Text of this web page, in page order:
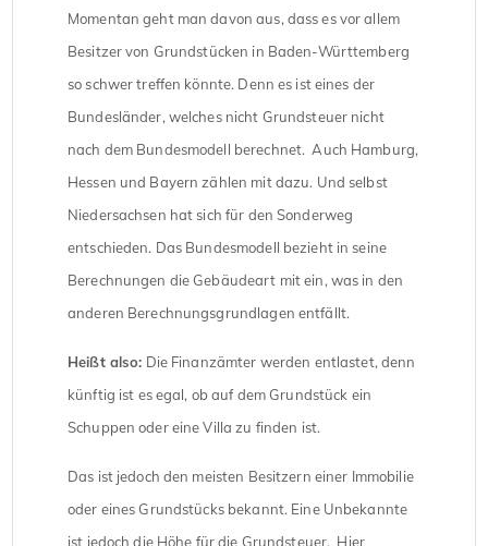
Momentan geht man davon aus, dass es vor allem
Besitzer von Grundstücken in Baden-Württemberg
so schwer treffen könnte. Denn es ist eines der
Bundesländer, welches nicht Grundsteuer nicht
nach dem Bundesmodell berechnet. Auch Hamburg,
Hessen und Bayern zählen mit dazu. Und selbst
Niedersachsen hat sich für den Sonderweg
entschieden. Das Bundesmodell bezieht in seine
Berechnungen die Gebäudeart mit ein, was in den
anderen Berechnungsgrundlagen entfällt.
Heißt also: Die Finanzämter werden entlastet, denn
künftig ist es egal, ob auf dem Grundstück ein
Schuppen oder eine Villa zu finden ist.
Das ist jedoch den meisten Besitzern einer Immobilie
oder eines Grundstücks bekannt. Eine Unbekannte
ist jedoch die Höhe für die Grundsteuer. Hier